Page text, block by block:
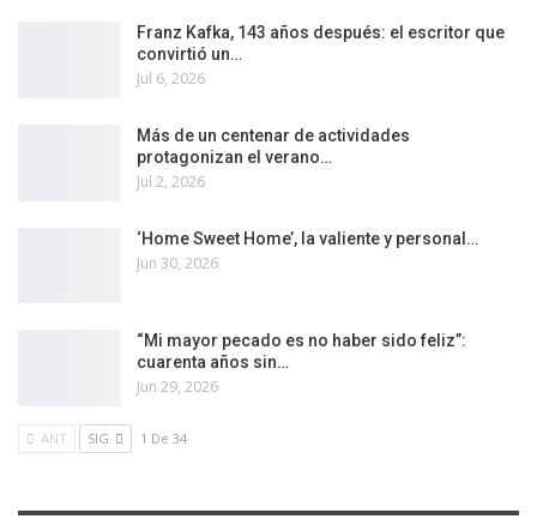
Franz Kafka, 143 años después: el escritor que
convirtió un…
Jul 6, 2026
Más de un centenar de actividades
protagonizan el verano…
Jul 2, 2026
‘Home Sweet Home’, la valiente y personal…
Jun 30, 2026
“Mi mayor pecado es no haber sido feliz”:
cuarenta años sin…
Jun 29, 2026
ANT SIG 1 De 34